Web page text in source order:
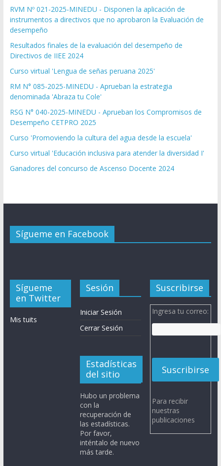
RVM Nº 021-2025-MINEDU - Disponen la aplicación de
instrumentos a directivos que no aprobaron la Evaluación de
desempeño
Resultados finales de la evaluación del desempeño de
Directivos de IIEE 2024
Curso virtual 'Lengua de señas peruana 2025'
RM N° 085-2025-MINEDU - Aprueban la estrategia
denominada 'Abraza tu Cole'
RSG N° 040-2025-MINEDU - Aprueban los Compromisos de
Desempeño CETPRO 2025
Curso 'Promoviendo la cultura del agua desde la escuela'
Curso virtual 'Educación inclusiva para atender la diversidad I'
Ganadores del concurso de Ascenso Docente 2024
Sígueme en Facebook
Sígueme
en Twitter
Mis tuits
Sesión
Iniciar Sesión
Cerrar Sesión
Estadísticas
del sitio
Hubo un problema
con la
recuperación de
las estadísticas.
Por favor,
inténtalo de nuevo
más tarde.
Suscribirse
Ingresa tu correo:
Para recibir
nuestras
publicaciones